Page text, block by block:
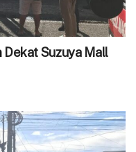
Dekat Suzuya Mall